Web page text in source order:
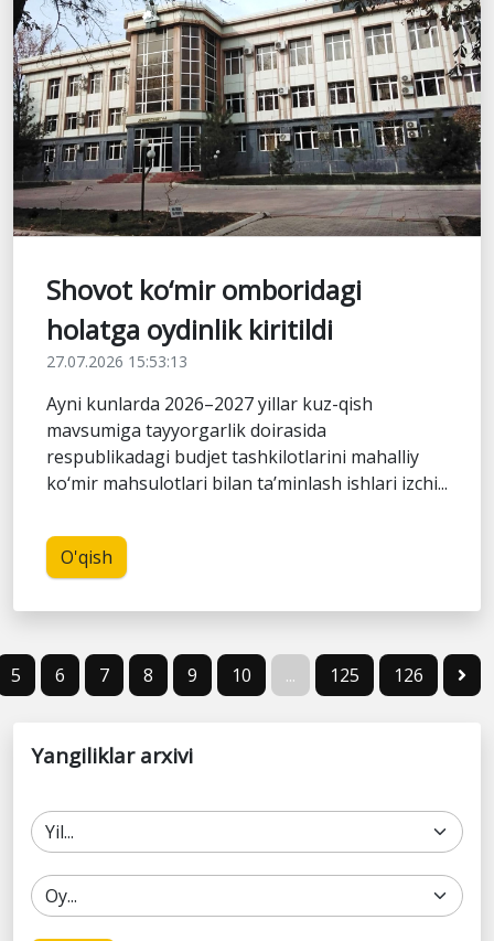
Shovot ko‘mir omboridagi
holatga oydinlik kiritildi
27.07.2026 15:53:13
Ayni kunlarda 2026–2027 yillar kuz-qish
mavsumiga tayyorgarlik doirasida
respublikadagi budjet tashkilotlarini mahalliy
ko‘mir mahsulotlari bilan ta’minlash ishlari izchi...
O'qish
5 6 7 8 9 10 ... 125 126
Yangiliklar arxivi